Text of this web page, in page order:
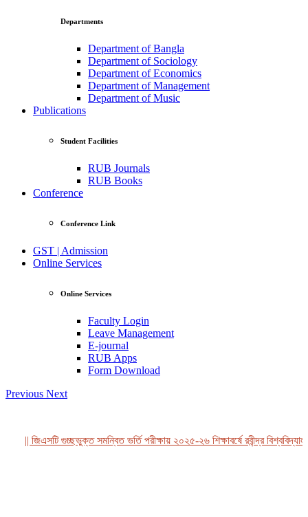
Departments
Department of Bangla
Department of Sociology
Department of Economics
Department of Management
Department of Music
Publications
Student Facilities
RUB Journals
RUB Books
Conference
Conference Link
GST | Admission
Online Services
Online Services
Faculty Login
Leave Management
E-journal
RUB Apps
Form Download
Previous Next
|| জিএসটি গুচ্ছভুক্ত সমন্বিত ভর্তি পরীক্ষায় ২০২৫-২৬ শিক্ষাবর্ষে রবীন্দ্র